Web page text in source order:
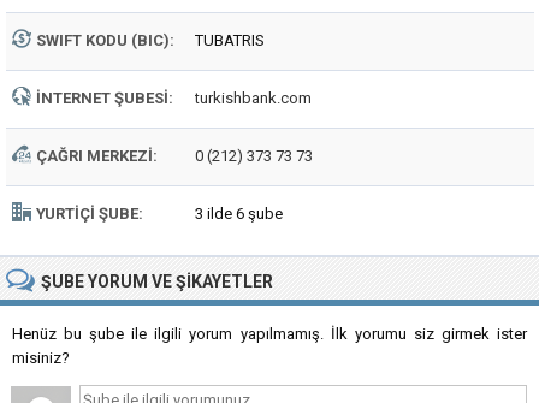
SWIFT KODU (BIC): TUBATRIS
İNTERNET ŞUBESI: turkishbank.com
ÇAĞRI MERKEZI: 0 (212) 373 73 73
YURTIÇI ŞUBE: 3 ilde 6 şube
ŞUBEYORUM VE ŞIKAYETLER
Henüz bu şube ile ilgili yorum yapılmamış. İlk yorumu siz girmek ister
misiniz?